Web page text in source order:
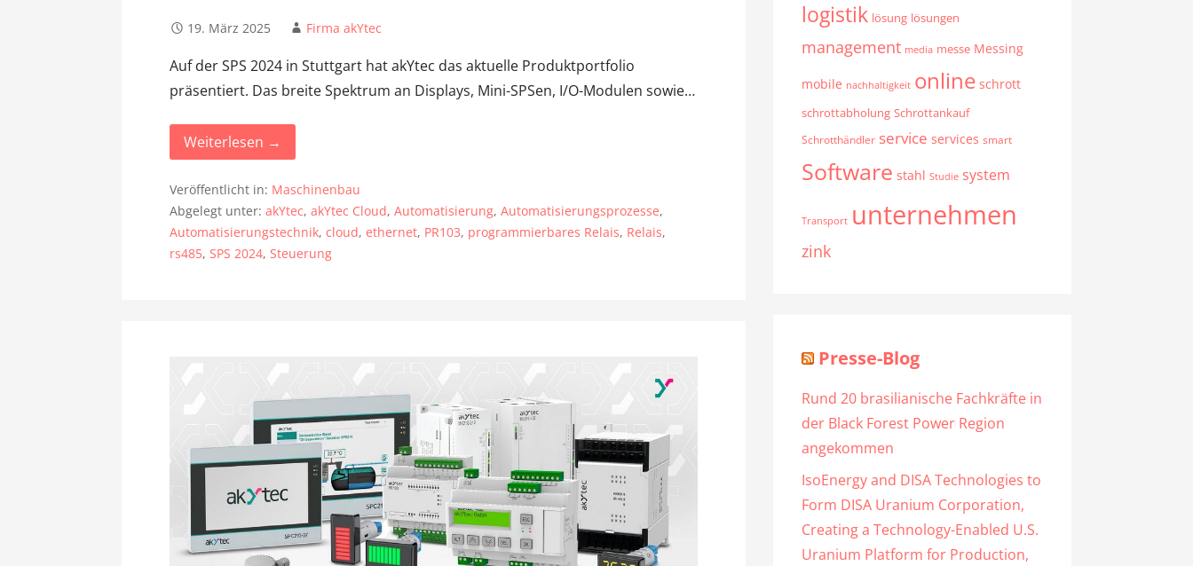
19. März 2025 Firma akYtec
Auf der SPS 2024 in Stuttgart hat akYtec das aktuelle Produktportfolio
präsentiert. Das breite Spektrum an Displays, Mini-SPSen, I/O-Modulen sowie…
Weiterlesen →
Veröffentlicht in: Maschinenbau
Abgelegt unter:akYtec,akYtec Cloud,Automatisierung,Automatisierungsprozesse,
Automatisierungstechnik,cloud,ethernet, PR103, programmierbares Relais, Relais,
rs485,SPS 2024,Steuerung
logistik lösung lösungen
management media messe Messing
mobile nachhaltigkeit online schrott
schrottabholung Schrottankauf
Schrotthändler service services smart
Software stahl Studie system
Transport unternehmen
zink
Presse-Blog
Rund 20 brasilianische Fachkräfte in
der Black Forest Power Region
angekommen
IsoEnergy and DISA Technologies to
Form DISA Uranium Corporation,
Creating a Technology-Enabled U.S.
Uranium Platform for Production,